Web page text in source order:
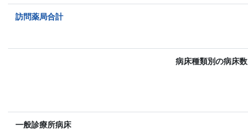
訪問薬局合計
病床種類別の病床数
一般診療所病床